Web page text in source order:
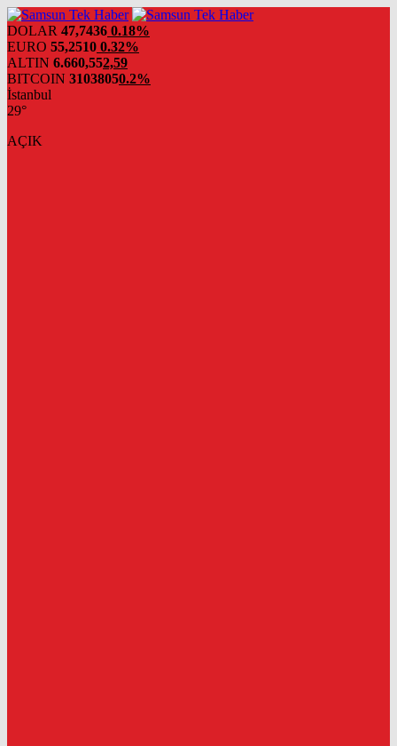
DOLAR 47,7436 0.18%
EURO 55,2510 0.32%
ALTIN 6.660,552,59
BITCOIN 31038050.2%
İstanbul
29°
AÇIK